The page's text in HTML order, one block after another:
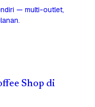
— multi-outlet,
Shop di